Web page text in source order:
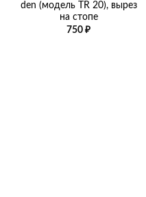
den (модель TR 20), вырез
на стопе
750 ₽